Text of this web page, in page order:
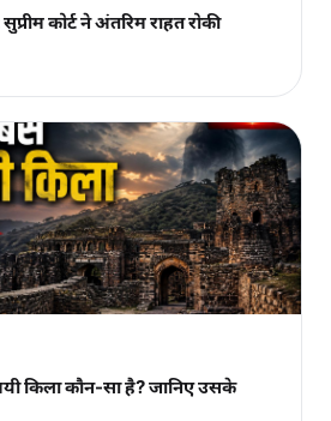
कोर्ट ने अंतरिम राहत रोकी
किला कौन-सा है? जानिए उसके